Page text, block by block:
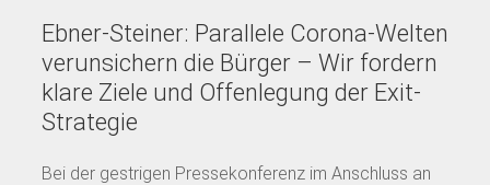
Ebner-Steiner: Parallele Corona-Welten
verunsichern die Bürger – Wir fordern
klare Ziele und Offenlegung der Exit-
Strategie
Bei der gestrigen Pressekonferenz im Anschluss an